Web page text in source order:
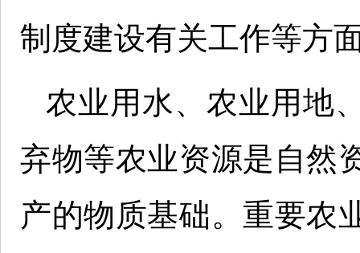
制度建设有关工作等方
农业用水、农业用地
弃物等农业资源是自然
产的物质基础。重要农